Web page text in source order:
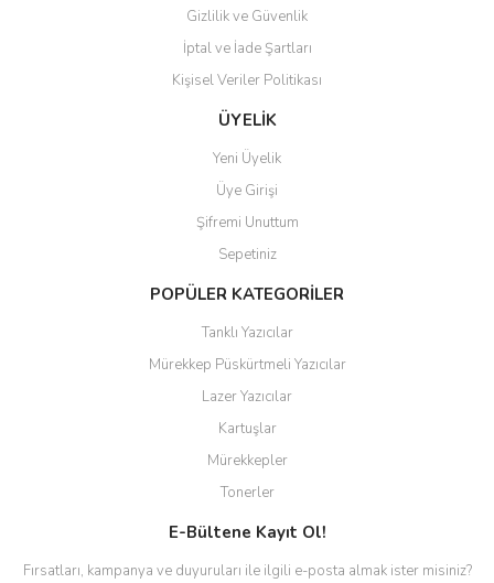
Gizlilik ve Güvenlik
İptal ve İade Şartları
Kişisel Veriler Politikası
ÜYELİK
Yeni Üyelik
Üye Girişi
Şifremi Unuttum
Sepetiniz
POPÜLER KATEGORİLER
Tanklı Yazıcılar
Mürekkep Püskürtmeli Yazıcılar
Lazer Yazıcılar
Kartuşlar
Mürekkepler
Tonerler
E-Bültene Kayıt Ol!
Fırsatları, kampanya ve duyuruları ile ilgili e-posta almak ister misiniz?